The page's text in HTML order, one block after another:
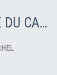
Résultats/Rapports du PRIX DU CARAMEL MAISON PELERIN